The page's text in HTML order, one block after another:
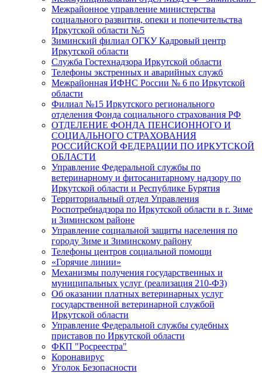
Межрайонное управление министерства
социального развития, опеки и попечительства
Иркутской области №5
Зиминский филиал ОГКУ Кадровый центр
Иркутской области
Служба Гостехнадзора Иркутской области
Телефоны экстренных и аварийных служб
Межрайонная ИФНС России № 6 по Иркутской
области
Филиал №15 Иркутского регионального
отделения Фонда социального страхования РФ
ОТДЕЛЕНИЕ ФОНДА ПЕНСИОННОГО И
СОЦИАЛЬНОГО СТРАХОВАНИЯ
РОССИЙСКОЙ ФЕДЕРАЦИИ ПО ИРКУТСКОЙ
ОБЛАСТИ
Управление Федеральной службы по
ветеринарному и фитосанитарному надзору по
Иркутской области и Республике Бурятия
Территориальный отдел Управления
Роспотребнадзора по Иркутской области в г. Зиме
и Зиминском районе
Управление социальной защиты населения по
городу Зиме и Зиминскому району
Телефоны центров социальной помощи
«Горячие линии»
Механизмы получения государственных и
муниципальных услуг (реализация 210-ФЗ)
Об оказании платных ветеринарных услуг
государственной ветеринарной службой
Иркутской области
Управление Федеральной службы судебных
приставов по Иркутской области
ФКП "Росреестра"
Коронавирус
Уголок Безопасности